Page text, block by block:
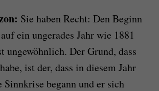
Sie haben Recht: Den Beginn
ein ungerades Jahr wie 1881
ungewöhnlich. Der Grund, dass
ist der, dass in diesem Jahr
Sinnkrise begann und er sich